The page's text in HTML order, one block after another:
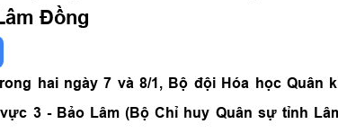
Đồng
hai ngày 7 và 8/1, Bộ đội Hóa học
3 - Bảo Lâm (Bộ Chỉ huy Quân sự tỉnh